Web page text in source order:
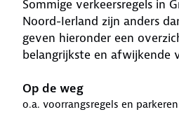
Sommige verkeersregels in
Noord-Ierland zijn anders
geven hieronder een
belangrijkste en afwijkende
Op de weg
o.a. voorrangsregels en parkeren